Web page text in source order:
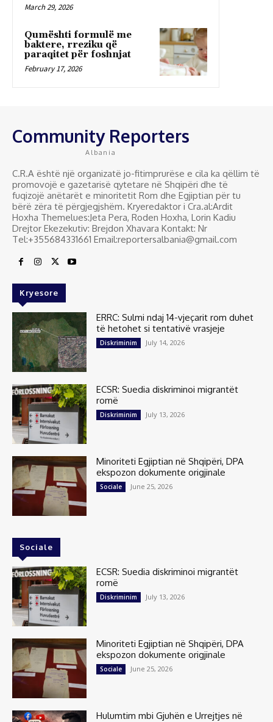
March 29, 2026
Qumështi formulë me
baktere, rreziku që
paraqitet për foshnjat
February 17, 2026
Community Reporters
Albania
C.R.A është një organizatë jo-fitimprurëse e cila ka qëllim të
promovojë e gazetarisë qytetare në Shqipëri dhe të
fuqizojë anëtarët e minoritetit Rom dhe Egjiptian për tu
bërë zëra të përgjegjshëm. Kryeredaktor i Cra.al:Ardit
Hoxha Themelues:Jeta Pera, Roden Hoxha, Lorin Kadiu
Drejtor Ekezekutiv: Brejdon Xhavara Kontakt: Nr
Tel:+355684331661 Email:reportersalbania@gmail.com
Kryesore
ERRC: Sulmi ndaj 14-vjeçarit rom duhet
të hetohet si tentativë vrasjeje
Diskriminim July 14, 2026
ECSR: Suedia diskriminoi migrantët
romë
Diskriminim July 13, 2026
Minoriteti Egjiptian në Shqipëri, DPA
ekspozon dokumente origjinale
Sociale June 25, 2026
Sociale
ECSR: Suedia diskriminoi migrantët
romë
Diskriminim July 13, 2026
Minoriteti Egjiptian në Shqipëri, DPA
ekspozon dokumente origjinale
Sociale June 25, 2026
Hulumtim mbi Gjuhën e Urrejtjes në